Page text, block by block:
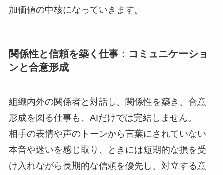
加価値の中核になっていきます。
関係性と信頼を築く仕事：コミュニケーショ
ンと合意形成
組織内外の関係者と対話し、関係性を築き、合意
形成を図る仕事も、AIだけでは完結しません。
相手の表情や声のトーンから言葉にされていない
本音や迷いを感じ取り、ときには短期的な損を受
け入れながら長期的な信頼を優先し、対立する意